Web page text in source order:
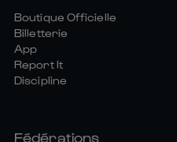
Boutique Officielle
Billetterie
App
Report It
Discipline
Fédérations